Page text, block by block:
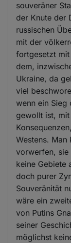
souveräner
der Knute der
russischen
mit der
fortgesetzt mit
dem,
Ukraine, da
viel
wenn ein Sieg
gewollt ist, mit
Westens.
vorwerfen, sie
keine Gebiete
doch purer
Souveränität
wäre ein
von Putins
seiner
möglichst